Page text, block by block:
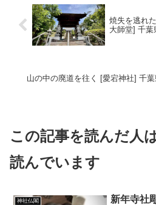
焼失を逃れ
大師堂] 千葉
山の中の廃道を往く [愛宕神社] 千
この記事を読んだ人
読んでいます
神社仏閣
新年寺社